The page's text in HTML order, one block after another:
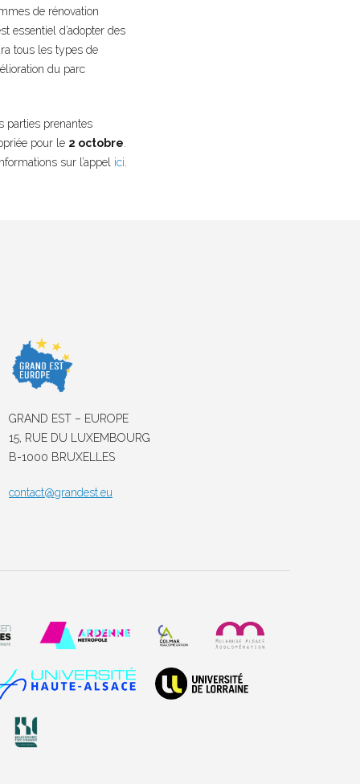
de rénovation
essentiel d’adopter des
tous les types de
du parc
parties prenantes
pour le 2 octobre.
sur l’appel ici.
GRAND EST – EUROPE
15, RUE DU LUXEMBOURG
B-1000 BRUXELLES
contact@grandest.eu